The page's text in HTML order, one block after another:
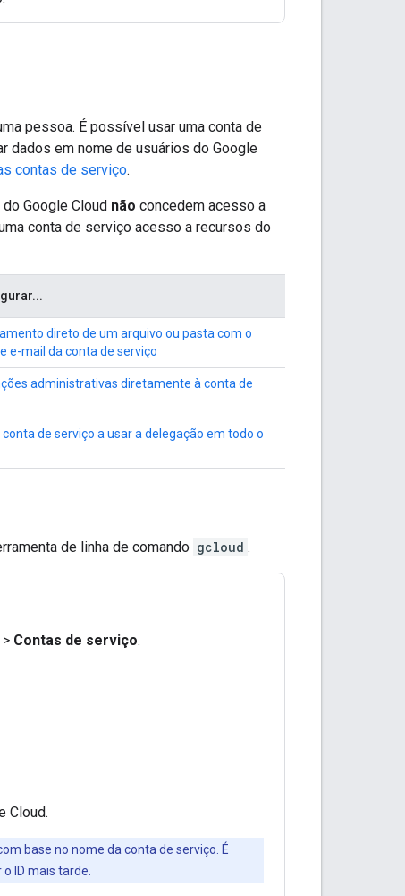
pessoa. É possível usar uma conta de
dados em nome de usuários do Google
contas de serviço.
Google Cloud não concedem acesso a
conta de serviço acesso a recursos do
direto de um arquivo ou pasta com o
e-mail da conta de serviço
administrativas diretamente à conta de
de serviço a usar a delegação em todo o
de linha de comando gcloud .
> Contas de serviço.
Cloud.
base no nome da conta de serviço. É
ID mais tarde.